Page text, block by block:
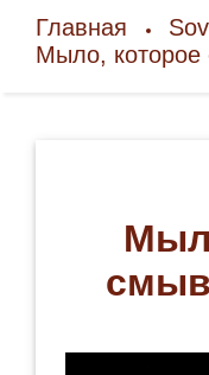
Главная
Мыло, которое